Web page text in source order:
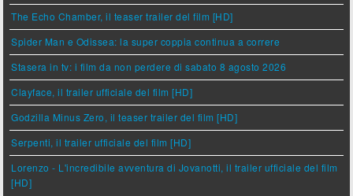
The Echo Chamber, il teaser trailer del film [HD]
Spider Man e Odissea: la super coppia continua a correre
Stasera in tv: i film da non perdere di sabato 8 agosto 2026
Clayface, il trailer ufficiale del film [HD]
Godzilla Minus Zero, il teaser trailer del film [HD]
Serpenti, il trailer ufficiale del film [HD]
Lorenzo - L'incredibile avventura di Jovanotti, il trailer ufficiale del film
[HD]